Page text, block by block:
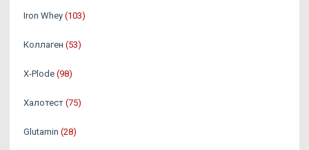
Iron Whey (103)
Коллаген (53)
X-Plode (98)
Халотест (75)
Glutamin (28)